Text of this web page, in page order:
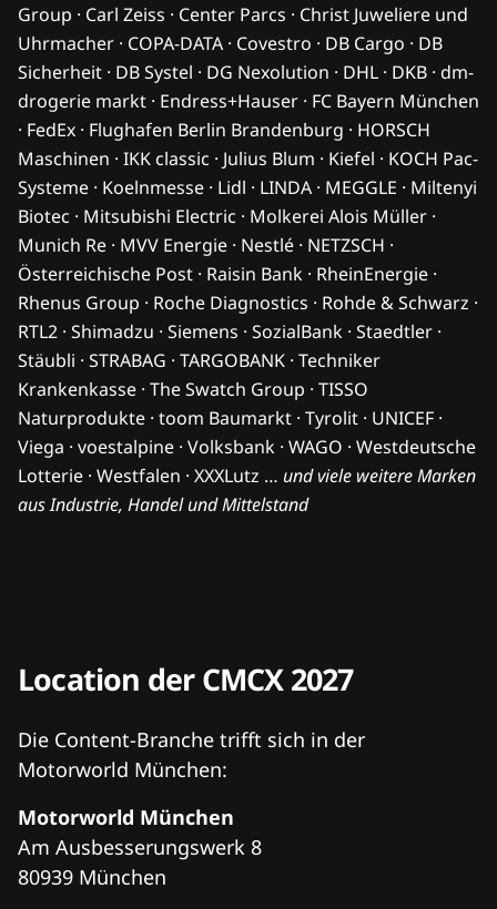
Group · Carl Zeiss · Center Parcs · Christ Juweliere und
Uhrmacher · COPA-DATA · Covestro · DB Cargo · DB
Sicherheit · DB Systel · DG Nexolution · DHL · DKB · dm-
drogerie markt · Endress+Hauser · FC Bayern München
· FedEx · Flughafen Berlin Brandenburg · HORSCH
Maschinen · IKK classic · Julius Blum · Kiefel · KOCH Pac-
Systeme · Koelnmesse · Lidl · LINDA · MEGGLE · Miltenyi
Biotec · Mitsubishi Electric · Molkerei Alois Müller ·
Munich Re · MVV Energie · Nestlé · NETZSCH ·
Österreichische Post · Raisin Bank · RheinEnergie ·
Rhenus Group · Roche Diagnostics · Rohde & Schwarz ·
RTL2 · Shimadzu · Siemens · SozialBank · Staedtler ·
Stäubli · STRABAG · TARGOBANK · Techniker
Krankenkasse · The Swatch Group · TISSO
Naturprodukte · toom Baumarkt · Tyrolit · UNICEF ·
Viega · voestalpine · Volksbank · WAGO · Westdeutsche
Lotterie · Westfalen · XXXLutz … und viele weitere Marken
aus Industrie, Handel und Mittelstand
Location der CMCX 2027
Die Content-Branche trifft sich in der
Motorworld München:
Motorworld München
Am Ausbesserungswerk 8
80939 München